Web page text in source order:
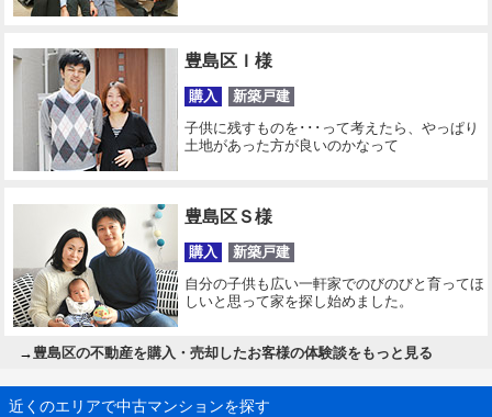
豊島区Ｉ様
購入 新築戸建
子供に残すものを･･･って考えたら、やっぱり
土地があった方が良いのかなって
豊島区Ｓ様
購入 新築戸建
自分の子供も広い一軒家でのびのびと育ってほ
しいと思って家を探し始めました。
→豊島区の不動産を購入・売却したお客様の体験談をもっと見る
近くのエリアで中古マンションを探す